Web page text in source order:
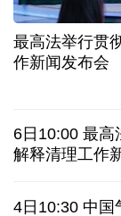
高温下用电负
活力中国调研
伊朗：与阿曼
最高法举行贯
作新闻发布会
6日10:00 最高
解释清理工作
4日10:30 中国